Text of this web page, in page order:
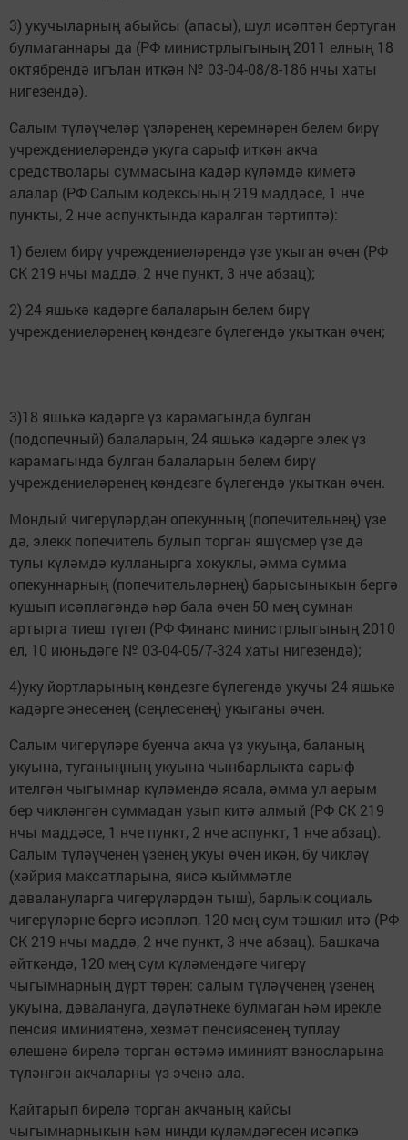
3) укучыларның абыйсы (апасы), шул исәптән бертуган
булмаганнары да (РФ министрлыгының 2011 елның 18
октябрендә игълан иткән № 03-04-08/8-186 нчы хаты
нигезендә).
Салым түләүчеләр үзләренең керемнәрен белем бирү
учреждениеләрендә укуга сарыф иткән акча
средстволары суммасына кадәр күләмдә киметә
алалар (РФ Салым кодексының 219 маддәсе, 1 нче
пункты, 2 нче аспунктында каралган тәртиптә):
1) белем бирү учреждениеләрендә үзе укыган өчен (РФ
СК 219 нчы маддә, 2 нче пункт, 3 нче абзац);
2) 24 яшькә кадәрге балаларын белем бирү
учреждениеләренең көндезге бүлегендә укыткан өчен;
3)18 яшькә кадәрге үз карамагында булган
(подопечный) балаларын, 24 яшькә кадәрге элек үз
карамагында булган балаларын белем бирү
учреждениеләренең көндезге бүлегендә укыткан өчен.
Мондый чигерүләрдән опекунның (попечительнең) үзе
дә, элекк попечитель булып торган яшүсмер үзе дә
тулы күләмдә кулланырга хокуклы, әмма сумма
опекуннарның (попечительләрнең) барысыныкын бергә
кушып исәпләгәндә һәр бала өчен 50 мең сумнан
артырга тиеш түгел (РФ Финанс министрлыгының 2010
ел, 10 июньдәге № 03-04-05/7-324 хаты нигезендә);
4)уку йортларының көндезге бүлегендә укучы 24 яшькә
кадәрге энесенең (сеңлесенең) укыганы өчен.
Салым чигерүләре буенча акча үз укуыңа, баланың
укуына, туганыңның укуына чынбарлыкта сарыф
ителгән чыгымнар күләмендә ясала, әмма ул аерым
бер чикләнгән суммадан узып китә алмый (РФ СК 219
нчы маддәсе, 1 нче пункт, 2 нче аспункт, 1 нче абзац).
Салым түләүченең үзенең укуы өчен икән, бу чикләү
(хәйрия максатларына, яисә кыйммәтле
дәвалануларга чигерүләрдән тыш), барлык социаль
чигерүләрне бергә исәпләп, 120 мең сум тәшкил итә (РФ
СК 219 нчы маддә, 2 нче пункт, 3 нче абзац). Башкача
әйткәндә, 120 мең сум күләмендәге чигерү
чыгымнарның дүрт төрен: салым түләүченең үзенең
укуына, дәвалануга, дәүләтнеке булмаган һәм ирекле
пенсия иминиятенә, хезмәт пенсиясенең туплау
өлешенә бирелә торган өстәмә иминият взносларына
түләнгән акчаларны үз эченә ала.
Кайтарып бирелә торган акчаның кайсы
чыгымнарныкын һәм нинди күләмдәгесен исәпкә